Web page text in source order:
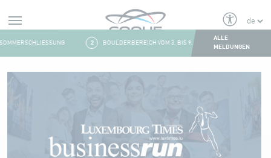
2 BOULDERBEREICH VOM 3. BIS 9. AUGUST GESCHLOSSEN
ALLE
MELDUNGEN